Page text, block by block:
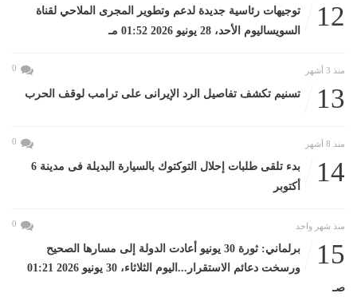
12
توجيهات رئاسية جديدة لدعم وتطوير المجرى الملاحي لقناة
السويساليوم الأحد، 28 يونيو 2026 01:52 مـ
منذ 3 أشهر 0
13 تسنيم تكشف تفاصيل الرد الإيرانى على ترامب لوقف الحرب
منذ 8 أشهر 0
14
بدء تلقى طلبات إحلال التوكتوك بالسيارة البديلة فى مدينة 6
أكتوبر
منذ شهر واحد 0
15
برلماني: ثورة 30 يونيو أعادت الدولة إلى مسارها الصحيح
ورسخت دعائم الاستقرار...اليوم الثلاثاء، 30 يونيو 2026 01:21
صـ